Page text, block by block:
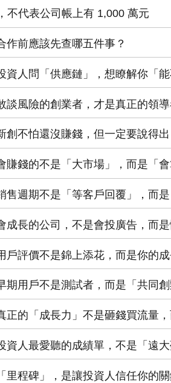
不代表公司帳上有 1,000 萬元
作前應該先查哪五件事？
人問「供應鏈」，想瞭解你「能不能
談風險的創業者，才是真正的領
不怕還沒賺錢，但一定要說得出
錢的不是「大市場」，而是「會算
週期不是「等客戶回覆」，而是
成長的公司，不是會投廣告，而是
戶評價不是錦上添花，而是你的
期用戶不是測試者，而是「共同創
「成長力」不是砸錢買流量，而是找
最愛聽的成績單，不是「遠大夢想」，而
里程碑」，是讓投資人信任你的